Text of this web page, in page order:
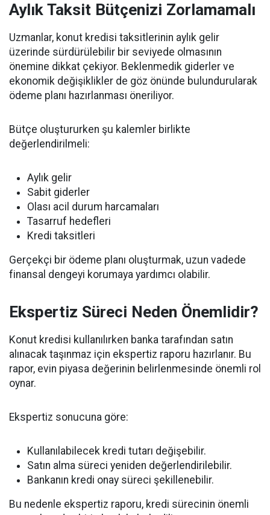
Aylık Taksit Bütçenizi Zorlamamalı
Uzmanlar, konut kredisi taksitlerinin aylık gelir
üzerinde sürdürülebilir bir seviyede olmasının
önemine dikkat çekiyor. Beklenmedik giderler ve
ekonomik değişiklikler de göz önünde bulundurularak
ödeme planı hazırlanması öneriliyor.
Bütçe oluştururken şu kalemler birlikte
değerlendirilmeli:
Aylık gelir
Sabit giderler
Olası acil durum harcamaları
Tasarruf hedefleri
Kredi taksitleri
Gerçekçi bir ödeme planı oluşturmak, uzun vadede
finansal dengeyi korumaya yardımcı olabilir.
Ekspertiz Süreci Neden Önemlidir?
Konut kredisi kullanılırken banka tarafından satın
alınacak taşınmaz için ekspertiz raporu hazırlanır. Bu
rapor, evin piyasa değerinin belirlenmesinde önemli rol
oynar.
Ekspertiz sonucuna göre:
Kullanılabilecek kredi tutarı değişebilir.
Satın alma süreci yeniden değerlendirilebilir.
Bankanın kredi onay süreci şekillenebilir.
Bu nedenle ekspertiz raporu, kredi sürecinin önemli